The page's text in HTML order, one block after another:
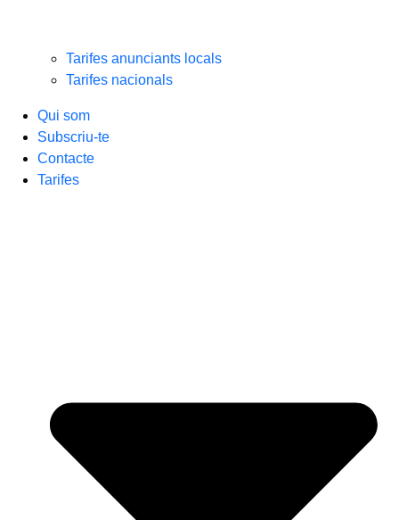
Tarifes anunciants locals
Tarifes nacionals
Qui som
Subscriu-te
Contacte
Tarifes